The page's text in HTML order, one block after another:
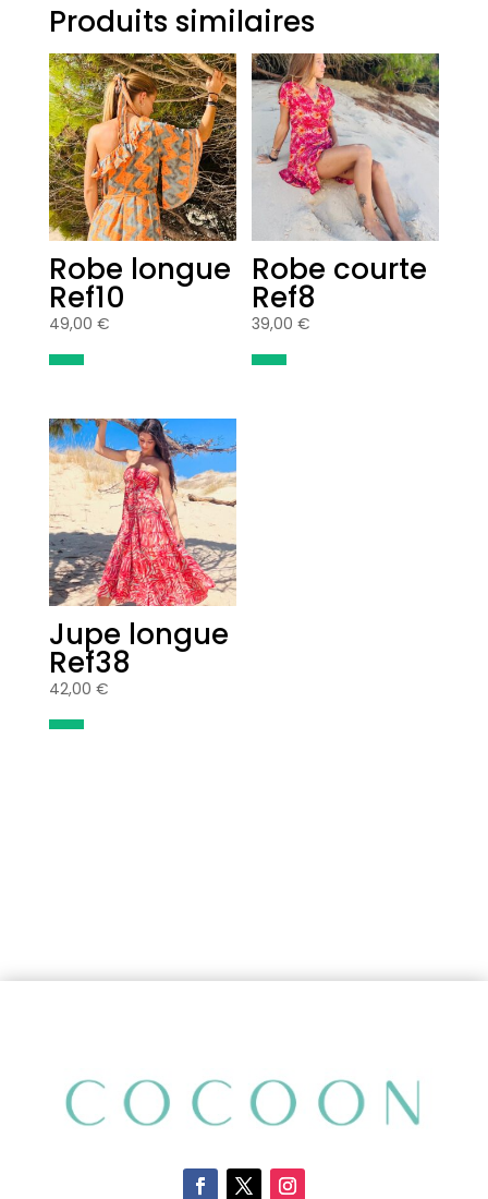
Produits similaires
Robe longue
Ref10
49,00 €
Robe courte
Ref8
39,00€
Jupe longue
Ref38
42,00 €